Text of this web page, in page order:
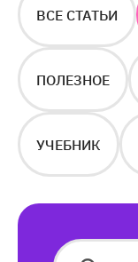
ВСЕ СТАТЬИ
ПОЛЕЗНОЕ
УЧЕБНИК